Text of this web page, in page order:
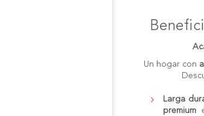
Un hogar con
Larga
premium